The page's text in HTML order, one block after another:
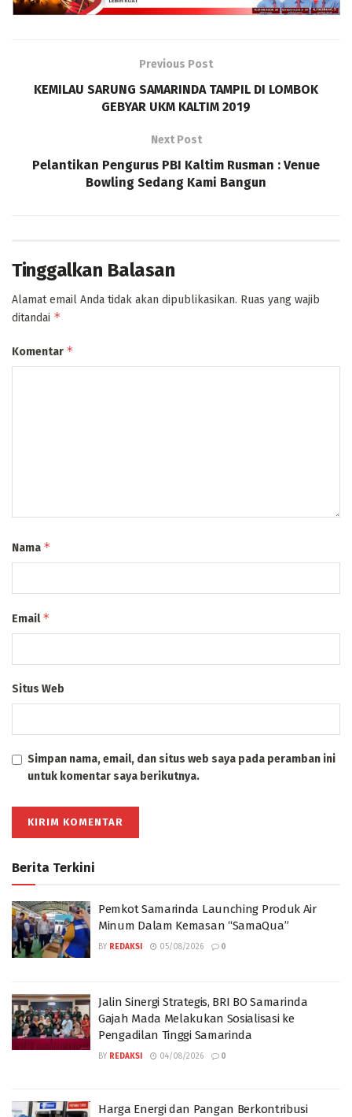
Previous Post
KEMILAU SARUNG SAMARINDA TAMPIL DI LOMBOK
GEBYAR UKM KALTIM 2019
Next Post
Pelantikan Pengurus PBI Kaltim Rusman : Venue
Bowling Sedang Kami Bangun
Tinggalkan Balasan
Alamat email Anda tidak akan dipublikasikan. Ruas yang wajib
ditandai *
Komentar *
Nama *
Email*
Situs Web
Simpan nama, email, dan situs web saya pada peramban ini
untuk komentar saya berikutnya.
Berita Terkini
Pemkot Samarinda Launching Produk Air
Minum Dalam Kemasan “SamaQua”
BY REDAKSI 05/08/2026 0
Jalin Sinergi Strategis, BRI BO Samarinda
Gajah Mada Melakukan Sosialisasi ke
Pengadilan Tinggi Samarinda
BY REDAKSI 04/08/2026 0
Harga Energi dan Pangan Berkontribusi